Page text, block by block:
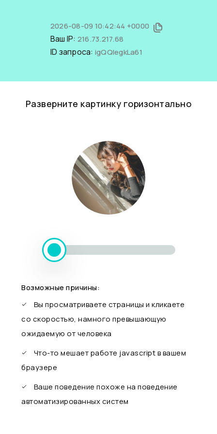
2026-08-09 10:42:44 +0000
Ваш IP: 216.73.217.68
ID запроса: igQQIegkLa61
Разверните картинку горизонтально
Возможные причины:
Вы просматриваете страницы и кликаете
со скоростью, намного превышающую
ожидаемую от человека
Что-то мешает работе javascript в вашем
браузере
Ваше поведение похоже на поведение
автоматизированных систем